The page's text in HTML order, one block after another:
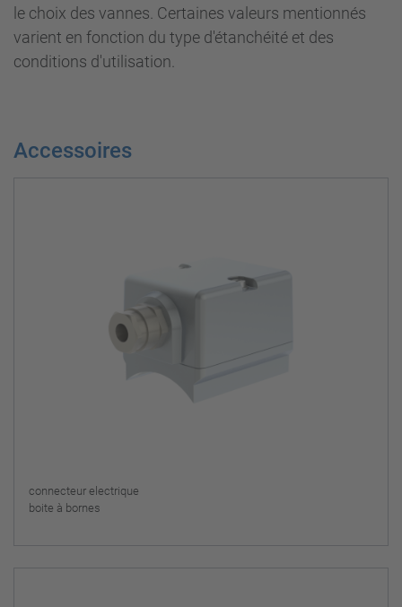
le choix des vannes. Certaines valeurs mentionnés
varient en fonction du type d'étanchéité et des
conditions d'utilisation.
Accessoires
connecteur electrique
boite à bornes